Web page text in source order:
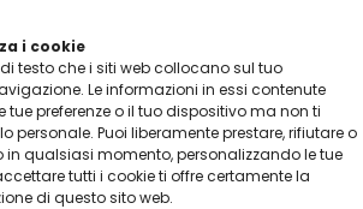
i cookie
testo che i siti web collocano sul tuo
Le informazioni in essi contenute
tue preferenze o il tuo dispositivo ma non ti
personale. Puoi liberamente prestare, rifiutare o
in qualsiasi momento, personalizzando le tue
tutti i cookie ti offre certamente la
di questo sito web.